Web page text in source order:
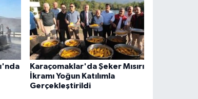
Karaçomaklar'da Şeker Mısırı
İkramı Yoğun Katılımla
Gerçekleştirildi